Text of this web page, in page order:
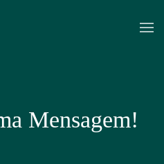
Mensagem!